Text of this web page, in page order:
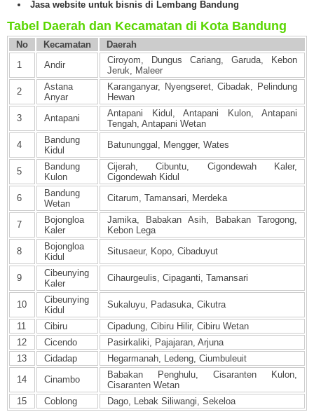
Jasa website untuk bisnis di Lembang Bandung
Tabel Daerah dan Kecamatan di Kota Bandung
No Kecamatan
Daerah
1
Andir
Ciroyom, Dungus Cariang, Garuda, Kebon
Jeruk, Maleer
2
Astana
Anyar
Karanganyar, Nyengseret, Cibadak, Pelindung
Hewan
3
Antapani
Antapani Kidul, Antapani Kulon, Antapani
Tengah, Antapani Wetan
4
Bandung
Kidul
Batununggal, Mengger, Wates
5
Bandung
Kulon
Cijerah, Cibuntu, Cigondewah Kaler,
Cigondewah Kidul
6
Bandung
Wetan
Citarum, Tamansari, Merdeka
7
Bojongloa
Kaler
Jamika, Babakan Asih, Babakan Tarogong,
Kebon Lega
8
Bojongloa
Kidul
Situsaeur, Kopo, Cibaduyut
9
Cibeunying
Kaler
Cihaurgeulis, Cipaganti, Tamansari
10
Cibeunying
Kidul
Sukaluyu, Padasuka, Cikutra
11 Cibiru
Cipadung, Cibiru Hilir, Cibiru Wetan
12
Cicendo
Pasirkaliki, Pajajaran, Arjuna
13
Cidadap
Hegarmanah, Ledeng, Ciumbuleuit
14
Cinambo
Babakan Penghulu, Cisaranten Kulon,
Cisaranten Wetan
15
Coblong Dago, Lebak Siliwangi, Sekeloa